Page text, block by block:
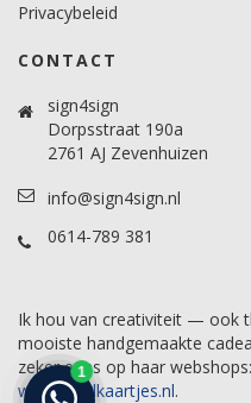
Privacybeleid
CONTACT
sign4sign
Dorpsstraat 190a
2761 AJ Zevenhuizen
info@sign4sign.nl
0614-789 381
Ik hou van creativiteit — ook
mooiste handgemaakte
zeker eens op haar webshops:
www.labelkaartjes.nl.